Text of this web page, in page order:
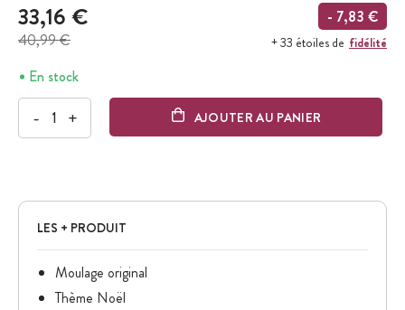
33,16 €
40,99 €
- 7,83 €
+ 33 étoiles de fidélité
En stock
- + AJOUTER AU PANIER
LES + PRODUIT
Moulage original
Thème Noël